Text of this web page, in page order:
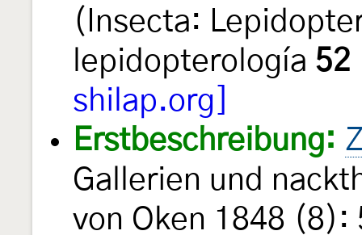
(Insecta:
lepidopterología 52
shilap.org]
Erstbeschreibung:
Gallerien und
von Oken 1848